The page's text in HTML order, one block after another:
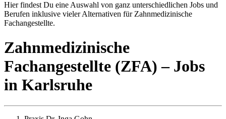
Hier findest Du eine Auswahl von ganz unterschiedlichen Jobs und
Berufen inklusive vieler Alternativen für Zahnmedizinische
Fachangestellte.
Zahnmedizinische
Fachangestellte (ZFA) – Jobs
in Karlsruhe